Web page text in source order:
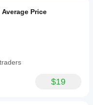
Price
$19